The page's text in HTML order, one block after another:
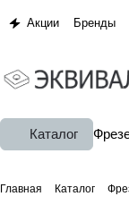
Акции Бренды
Каталог
Главная Каталог